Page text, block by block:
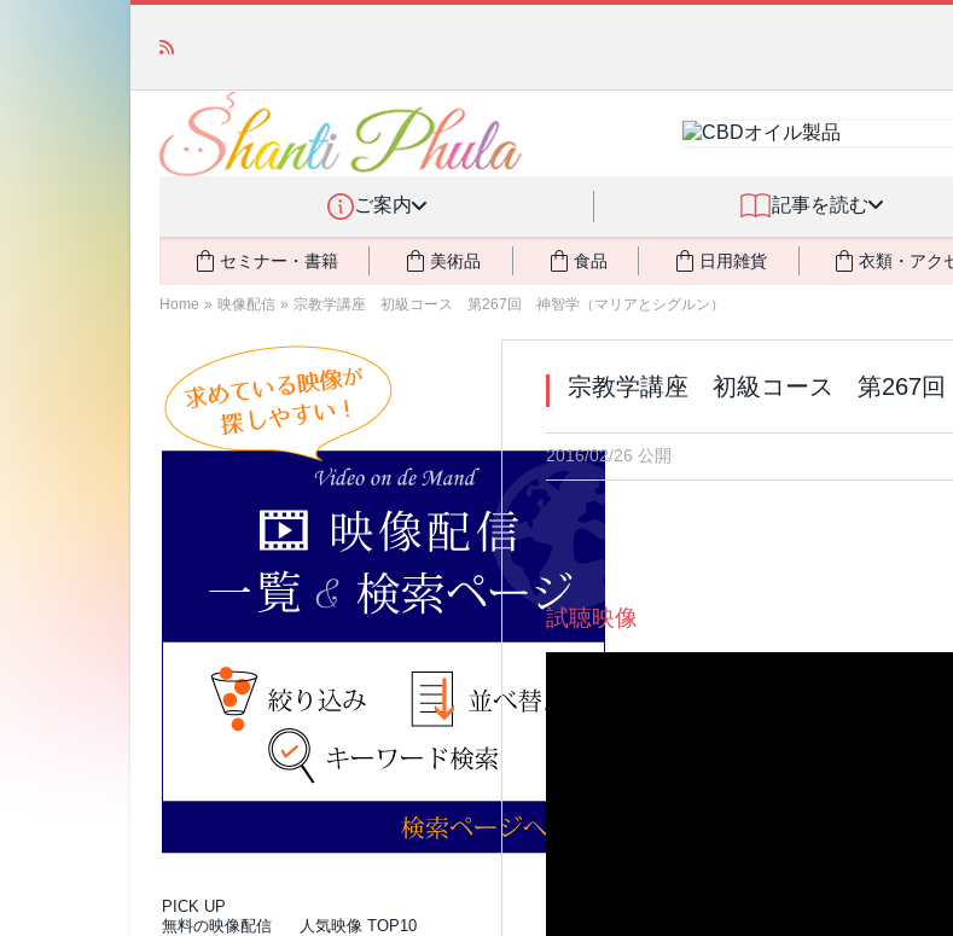
ご案内 記事を読む
セミナー・書籍 美術品 食品 日用雑貨 衣類・アク
Home » 映像配信 » 宗教学講座 初級コース 第267回 神智学（マリアとシグルン）
宗教学講座 初級コース 第267回
2016/02/26 公開
試聴映像
PICK UP
無料の映像配信
人気映像 TOP10